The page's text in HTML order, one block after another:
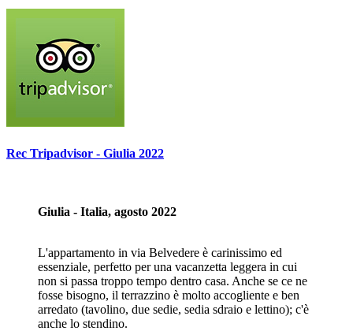
Rec Tripadvisor - Giulia 2022
Giulia - Italia, agosto 2022
L'appartamento in via Belvedere è carinissimo ed
essenziale, perfetto per una vacanzetta leggera in cui
non si passa troppo tempo dentro casa. Anche se ce ne
fosse bisogno, il terrazzino è molto accogliente e ben
arredato (tavolino, due sedie, sedia sdraio e lettino); c'è
anche lo stendino.